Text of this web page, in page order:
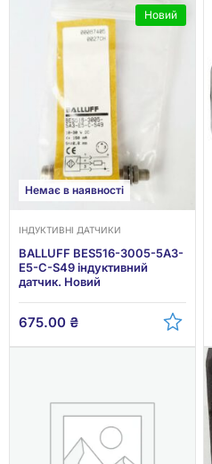
Немає в наявності
Новий
ІНДУКТИВНІ ДАТЧИКИ
BALLUFF BES516-3005-5A3-
E5-C-S49 індуктивний
датчик. Новий
675.00 ₴